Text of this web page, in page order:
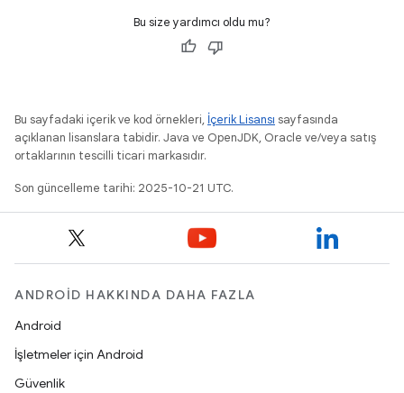
Bu size yardımcı oldu mu?
Bu sayfadaki içerik ve kod örnekleri, İçerik Lisansı sayfasında
açıklanan lisanslara tabidir. Java ve OpenJDK, Oracle ve/veya satış
ortaklarının tescilli ticari markasıdır.
Son güncelleme tarihi: 2025-10-21 UTC.
ANDROID HAKKINDA DAHA FAZLA
Android
İşletmeler için Android
Güvenlik